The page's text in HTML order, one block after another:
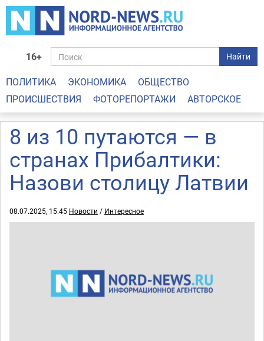
16+ Найти
ПОЛИТИКА ЭКОНОМИКА
ОБЩЕСТВО
ПРОИСШЕСТВИЯ
ФОТОРЕПОРТАЖИ АВТОРСКОЕ
8 из 10 путаются — в
странах Прибалтики:
Назови столицу Латвии
08.07.2025, 15:45 Новости / Интересное